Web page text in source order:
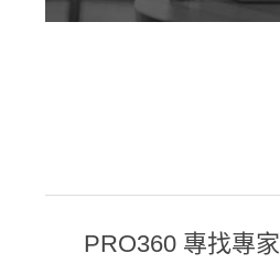
PRO360 專找專家